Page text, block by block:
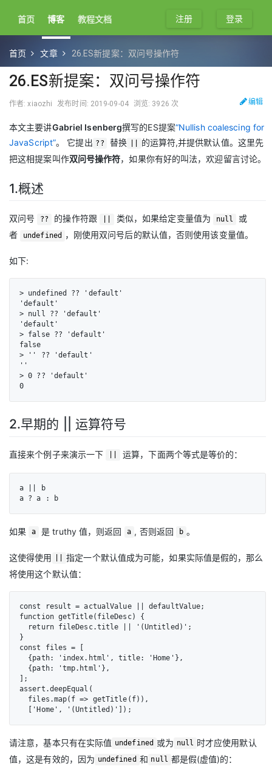
首页 博客 教程文档 登录
注册
首页 文章 26.ES新提案：双问号操作符
26.ES新提案：双问号操作符
作者: xiaozhi 发布时间: 2019-09-04 浏览: 3926 次 编辑
本文主要讲Gabriel Isenberg撰写的ES提案“Nullish coalescing for
JavaScript”。 它提出 ?? 替换
的运算符,并提供默认值。这里先
把这相提案叫作双问号操作符，如果你有好的叫法，欢迎留言讨论。
1.概述
双问号 ?? 的操作符跟 类似，如果给定变量值为 null
或
者
undefined ，刚使用双问号后的默认值，否则使用该变量值。
如下:
> undefined ?? 'default'
'default'
> null ?? 'default'
'default'
> false ?? 'default'
false
> '' ?? 'default'
''
> 0 ?? 'default'
0
2.早期的 || 运算符号
直接来个例子来演示一下 运算，下面两个等式是等价的：
a || b
a ? a : b
如果 a 是 truthy 值，则返回 a , 否则返回 b 。
这使得使用
指定一个默认值成为可能，如果实际值是假的，那么
将使用这个默认值：
const result = actualValue || defaultValue;
function getTitle(fileDesc) {
return fileDesc.title || '(Untitled)';
}
const files = [
{path: 'index.html', title: 'Home'},
{path: 'tmp.html'},
];
assert.deepEqual(
files.map(f => getTitle(f)),
['Home', '(Untitled)']);
请注意，基本只有在实际值 undefined 或为 null 时才应使用默认
值，这是有效的，因为 undefined 和 null 都是假(虚值)的：